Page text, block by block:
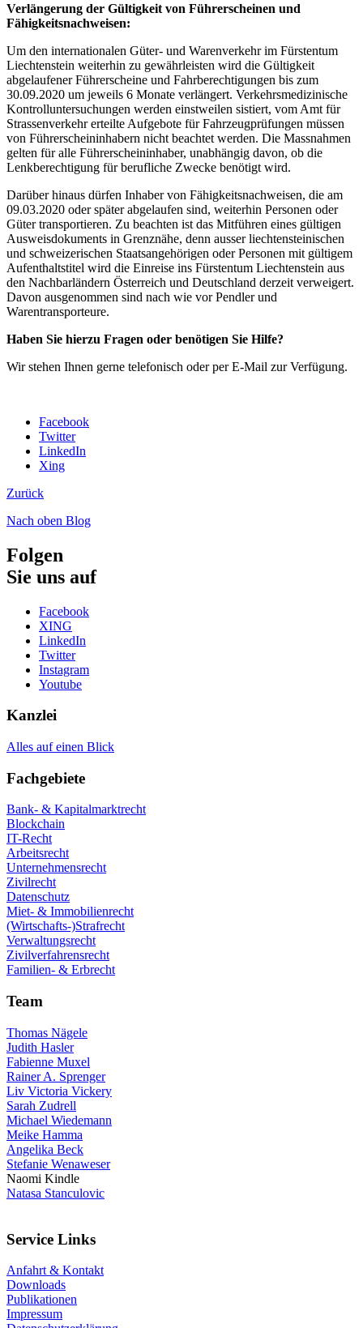
Verlängerung der Gültigkeit von Führerscheinen und
Fähigkeitsnachweisen:
Um den internationalen Güter- und Warenverkehr im Fürstentum
Liechtenstein weiterhin zu gewährleisten wird die Gültigkeit
abgelaufener Führerscheine und Fahrberechtigungen bis zum
30.09.2020 um jeweils 6 Monate verlängert. Verkehrsmedizinische
Kontrolluntersuchungen werden einstweilen sistiert, vom Amt für
Strassenverkehr erteilte Aufgebote für Fahrzeugprüfungen müssen
von Führerscheininhabern nicht beachtet werden. Die Massnahmen
gelten für alle Führerscheininhaber, unabhängig davon, ob die
Lenkberechtigung für berufliche Zwecke benötigt wird.
Darüber hinaus dürfen Inhaber von Fähigkeitsnachweisen, die am
09.03.2020 oder später abgelaufen sind, weiterhin Personen oder
Güter transportieren. Zu beachten ist das Mitführen eines gültigen
Ausweisdokuments in Grenznähe, denn ausser liechtensteinischen
und schweizerischen Staatsangehörigen oder Personen mit gültigem
Aufenthaltstitel wird die Einreise ins Fürstentum Liechtenstein aus
den Nachbarländern Österreich und Deutschland derzeit verweigert.
Davon ausgenommen sind nach wie vor Pendler und
Warentransporteure.
Haben Sie hierzu Fragen oder benötigen Sie Hilfe?
Wir stehen Ihnen gerne telefonisch oder per E-Mail zur Verfügung.
Facebook
Twitter
LinkedIn
Xing
Zurück
Nach oben Blog
Folgen
Sie uns auf
Facebook
XING
LinkedIn
Twitter
Instagram
Youtube
Kanzlei
Alles auf einen Blick
Fachgebiete
Bank- & Kapitalmarktrecht
Blockchain
IT-Recht
Arbeitsrecht
Unternehmensrecht
Zivilrecht
Datenschutz
Miet- & Immobilienrecht
(Wirtschafts-)Strafrecht
Verwaltungsrecht
Zivilverfahrensrecht
Familien- & Erbrecht
Team
Thomas Nägele
Judith Hasler
Fabienne Muxel
Rainer A. Sprenger
Liv Victoria Vickery
Sarah Zudrell
Michael Wiedemann
Meike Hamma
Angelika Beck
Stefanie Wenaweser
Naomi Kindle
Natasa Stanculovic
Service Links
Anfahrt & Kontakt
Downloads
Publikationen
Impressum